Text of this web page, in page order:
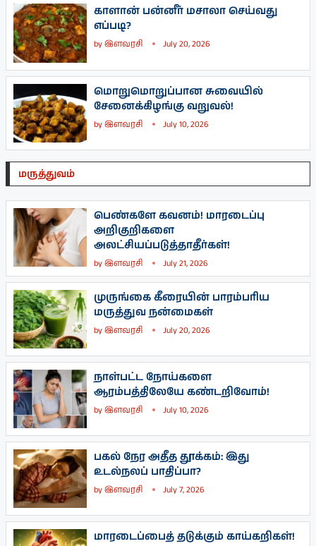
காளான் பன்னீர் மசாலா செய்வது
எப்படி?
byஇளவரசி July 20, 2026
மொறுமொறுப்பான சுவையில்
சேனைக்கிழங்கு வறுவல்!
byஇளவரசி July 10, 2026
மருத்துவம்
பெண்களே கவனம்! மாரடைப்பு
அறிகுறிகளை
அலட்சியப்படுத்தாதீர்கள்!
byஇளவரசி July 21, 2026
முருங்கை கீரையின் பாரம்பரிய
மருத்துவ நன்மைகள்
byஇளவரசி July 20, 2026
நாள்பட்ட நோய்களை
ஆரம்பத்திலேயே கண்டறிவோம்!
byஇளவரசி July 10, 2026
பகல் நேர அதீத தூக்கம்: இது
உடல்நலப் பாதிப்பா?
byஇளவரசி July 7, 2026
மாரடைப்பைத் தடுக்கும் காய்கறிகள்!